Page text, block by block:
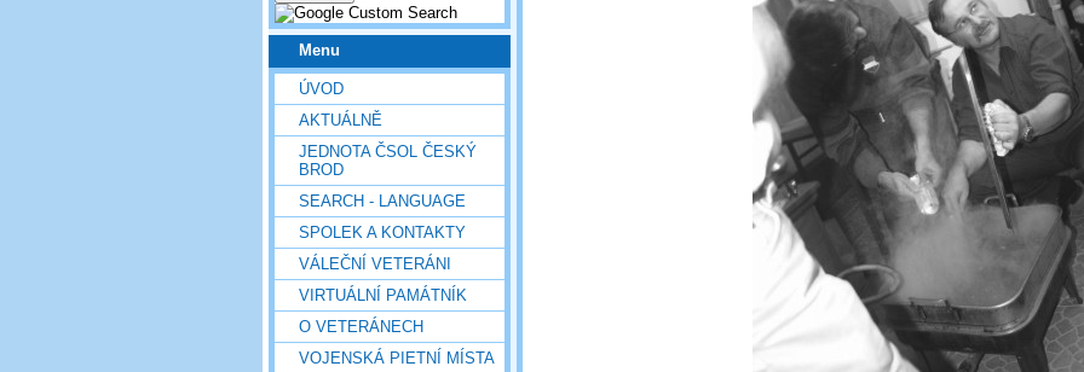
Menu
ÚVOD
AKTUÁLNĚ
JEDNOTA ČSOL ČESKÝ
BROD
SEARCH - LANGUAGE
SPOLEK A KONTAKTY
VÁLEČNÍ VETERÁNI
VIRTUÁLNÍ PAMÁTNÍK
O VETERÁNECH
VOJENSKÁ PIETNÍ MÍSTA